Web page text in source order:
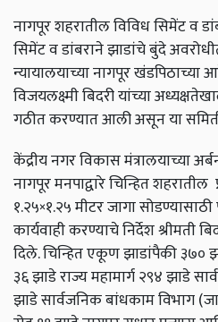
नागपूरशहरातीलविविधसिमेंटव
सिमेंटवडांबरानेझाडांचेबुंदे
न्यायालयाच्यानागपूरखंडपिठाच्या
विजयलक्ष्मीबिदरीयांच्या
गठीतकरण्यातआलीअसूनया
केंद्रीयनगरविकासमंत्रालयाच्या
नागपूरमनपाद्वारेचिन्हितशहरातील
१.२५×१.२५मीटरजागासोडण्यासाठी
कार्यवाहीकरण्याचेनिर्देशश्रीमती
दिले.चिन्हितएकूणझाडांपैकी३७०
३६झाडेराज्यमहामार्ग२९४झाडे
झाडेसार्वजनिकबांधकामविभाग(